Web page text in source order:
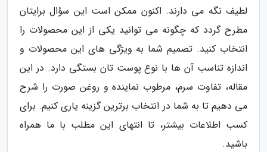
لطیف نگه می دارند. اکنون ممکن است این سؤال برایتان
مطرح گردد که چگونه می توانید یکی از این محصولات را
انتخاب کنید. تصمیم شما به ویژگی های این محصولات و
اندازه تناسب آن ها با نوع پوست تان بستگی دارد. در این
مقاله، تفاوت سرم، مرطوب نماینده و روغن صورت را شرح
می دهیم تا به شما در انتخاب برترین گزینه یاری کنیم. برای
کسب اطلاعات بیشتر، تا انتهای این مطلب با ما همراه
باشید.